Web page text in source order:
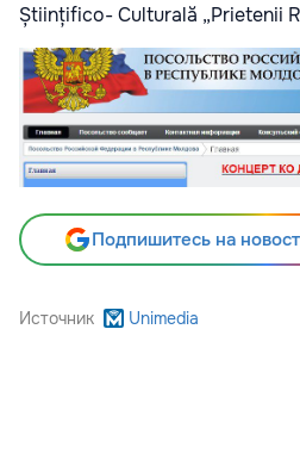
Științifico- Culturală „Prietenii
Подпишитесь на
Источник Unimedia